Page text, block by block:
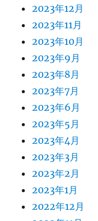
2023年12月
2023年11月
2023年10月
2023年9月
2023年8月
2023年7月
2023年6月
2023年5月
2023年4月
2023年3月
2023年2月
2023年1月
2022年12月